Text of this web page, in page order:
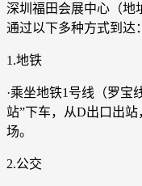
深圳福田会展中心（地
通过以下多种方式到达：
1.地铁
·乘坐地铁1号线（罗宝
站”下车，从D出口出
场。
2.公交